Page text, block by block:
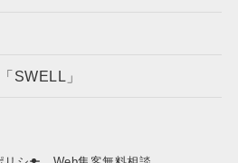
SWELL」